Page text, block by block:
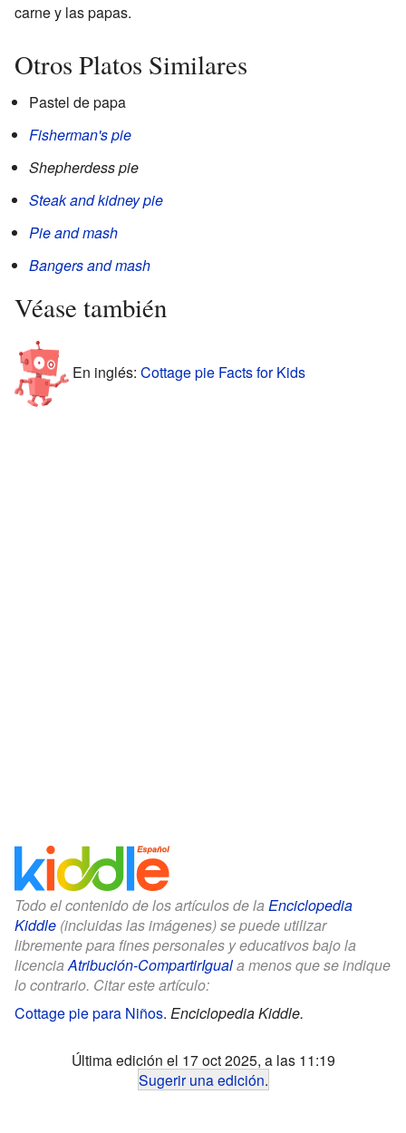
carne y las papas.
Otros Platos Similares
Pastel de papa
Fisherman's pie
Shepherdess pie
Steak and kidney pie
Pie and mash
Bangers and mash
Véase también
En inglés: Cottage pie Facts for Kids
Todo el contenido de los artículos de la Enciclopedia
Kiddle (incluidas las imágenes) se puede utilizar
libremente para fines personales y educativos bajo la
licenciaAtribución-CompartirIguala menos que se indique
lo contrario. Citar este artículo:
Cottage pie para Niños. Enciclopedia Kiddle.
Última edición el 17 oct 2025, a las 11:19
Sugerir una edición.